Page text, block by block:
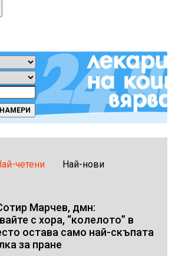
четени Най-нови
Марчев, дмн:
с хора, “колелото” в
остава само най-скъпата
за пране